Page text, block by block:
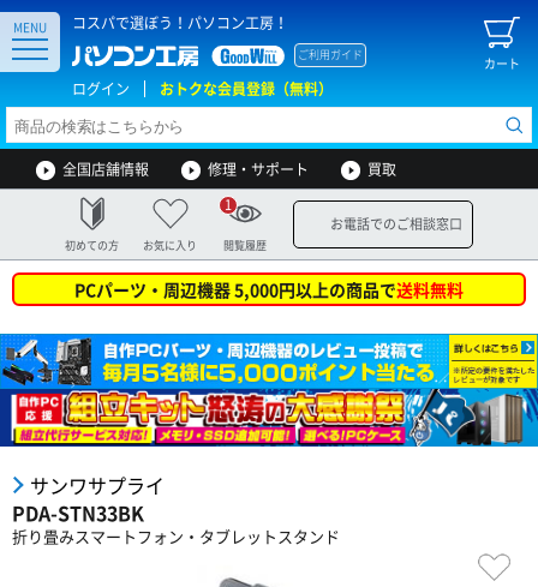
コスパで選ぼう！パソコン工房！
カート
ご利用ガイド
ログイン おトクな会員登録（無料）
MENU
全国店舗情報 修理・サポート 買取
初めての方 お気に入り 閲覧履歴
1
お電話でのご相談窓口
PCパーツ・周辺機器 5,000円以上の商品で送料無料
サンワサプライ
PDA-STN33BK
折り畳みスマートフォン・タブレットスタンド